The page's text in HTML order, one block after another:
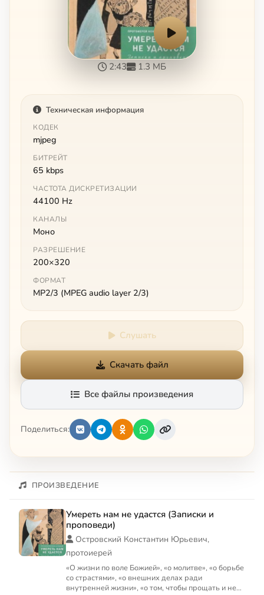
2:43 1.3 МБ
Техническая информация
КОДЕК
mjpeg
БИТРЕЙТ
65 kbps
ЧАСТОТА ДИСКРЕТИЗАЦИИ
44100 Hz
КАНАЛЫ
Моно
РАЗРЕШЕНИЕ
200×320
ФОРМАТ
MP2/3 (MPEG audio layer 2/3)
Слушать
Скачать файл
Все файлы произведения
Поделиться:
ПРОИЗВЕДЕНИЕ
Умереть нам не удастся (Записки и
проповеди)
Островский Константин Юрьевич,
протоиерей
«О жизни по воле Божией», «о молитве», «о борьбе
со страстями», «о внешних делах ради
внутренней жизни», «о том, чтобы прощать и не